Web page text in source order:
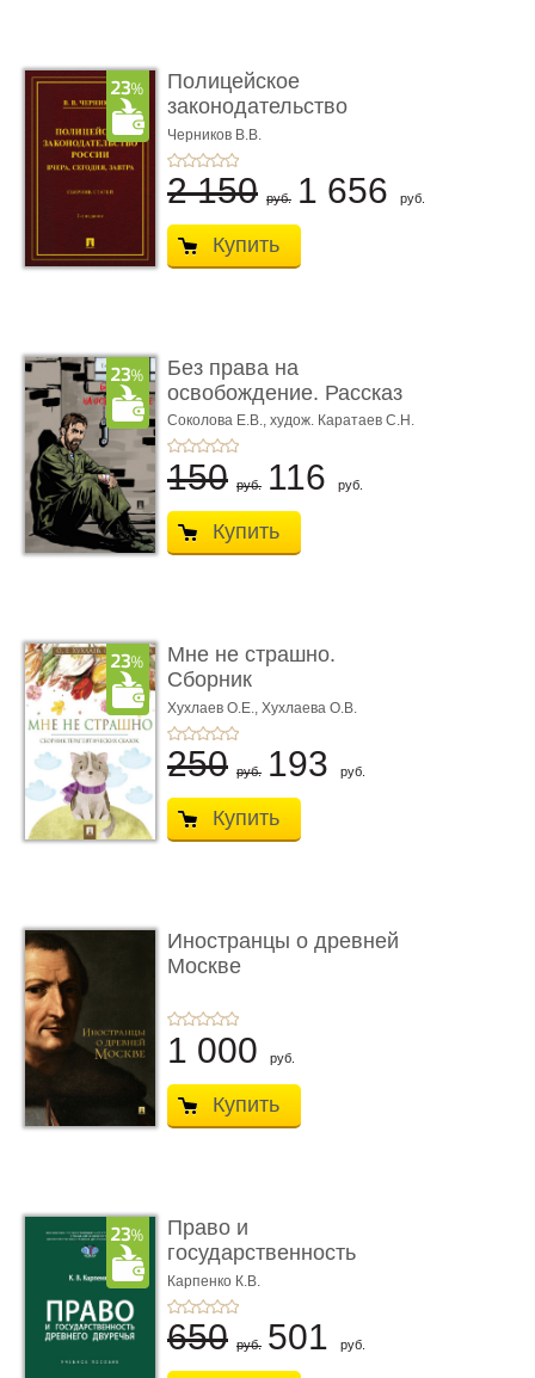
Полицейское
законодательство
России: вчера, с� ...
Черников В.В.
2 150 руб. 1 656 руб.
Купить
Без права на
освобождение. Рассказ
Соколова Е.В., худож. Каратаев С.Н.
150 руб. 116 руб.
Купить
Мне не страшно.
Сборник
терапевтических
сказо� ...
Хухлаев О.Е., Хухлаева О.В.
250 руб. 193 руб.
Купить
Иностранцы о древней
Москве
1 000 руб.
Купить
Право и
государственность
Древнего Двуречья. �
...
Карпенко К.В.
650 руб. 501 руб.